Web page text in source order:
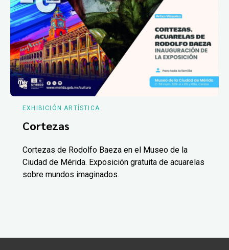
EXHIBICIÓN ARTÍSTICA
Cortezas
Cortezas de Rodolfo Baeza en el Museo de la
Ciudad de Mérida. Exposición gratuita de acuarelas
sobre mundos imaginados.